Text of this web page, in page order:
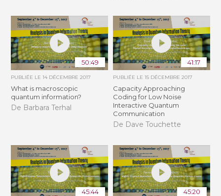
50:49
PUBLIÉE LE14 DÉCEMBRE 2017
What is macroscopic
quantum information?
De Barbara Terhal
41:17
PUBLIÉE LE 15 DÉCEMBRE 2017
Capacity Approaching
Coding for Low Noise
Interactive Quantum
Communication
De Dave Touchette
45:44 45:20